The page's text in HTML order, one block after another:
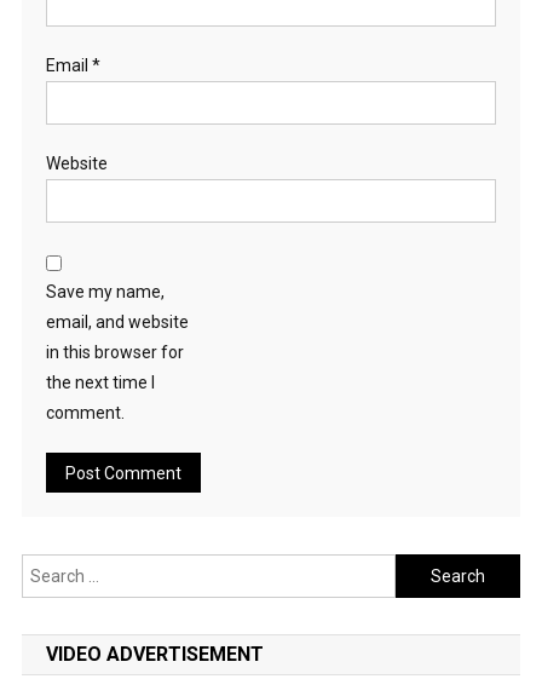
Email *
Website
Save my name,
email, and website
in this browser for
the next time I
comment.
Search
for:
VIDEO ADVERTISEMENT